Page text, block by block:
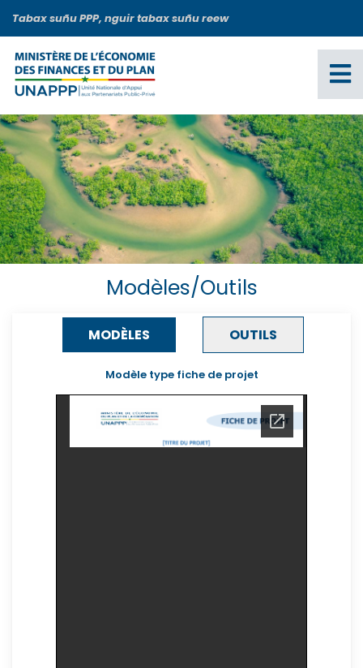
contenu
principal
Tabax suñu PPP, nguir tabax suñu reew
Modèles/Outils
MODÈLES OUTILS
Modèle type fiche de projet